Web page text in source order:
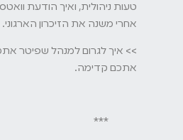
טעות ניהולית, ואיך הודעת
אחרי משנה את הזיכרון הארגוני.
>> איך לגרום למנהל שפיטר
אתכם קדימה.
***